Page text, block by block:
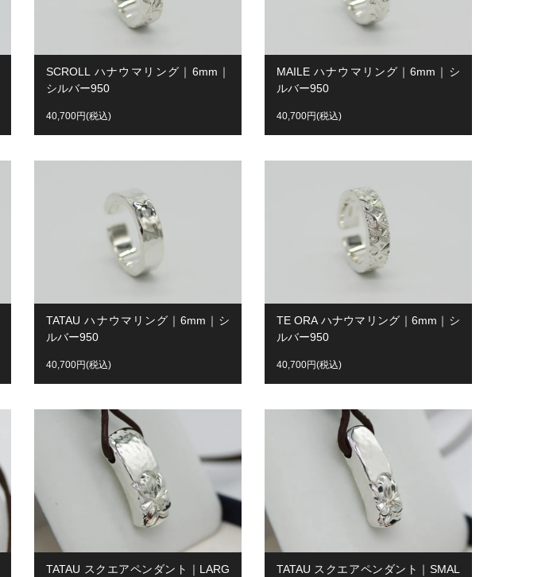
SCROLL ハナウマリング｜6mm｜
シルバー950
40,700円(税込)
MAILE ハナウマリング｜6mm｜シ
ルバー950
40,700円(税込)
TATAU ハナウマリング｜6mm｜シ
ルバー950
40,700円(税込)
TE ORA ハナウマリング｜6mm｜シ
ルバー950
40,700円(税込)
TATAU スクエアペンダント｜LARG
TATAU スクエアペンダント｜SMAL